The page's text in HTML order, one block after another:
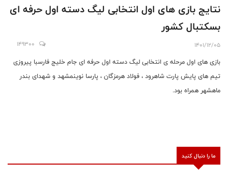
نتایج بازی های اول انتخابی لیگ دسته اول حرفه ای
بسکتبال کشور
1401/12/05
149300
بازی های اول مرحله ی انتخابی لیگ دسته اول حرفه ای جام خلیج فارسبا پیروزی
تیم های پایش پارت شاهرود ، فولاد هرمزگان ، پارسا نوینمشهد و شهدای بندر
ماهشهر همراه بود.
ما را دنبال کنید